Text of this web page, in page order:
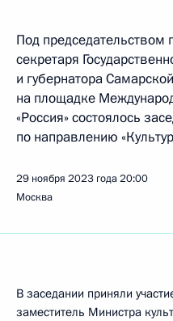
Под
секретаря
и губернатора
на площадке
«Россия» состоялось
по направлению
29 ноября 2023 года20:00
Москва
В заседании приняли
заместитель Министра